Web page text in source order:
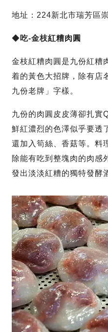
地址：224新北市瑞芳區
◆吃-金枝紅糟肉圓
金枝紅糟肉圓是九份紅糟
着的黃色大招牌，除有店
九份老牌」字樣。
九份的肉圓皮皮薄卻扎實
鮮紅濃烈的色澤似乎要透
還加入筍絲、香菇等。料
除能有吃到整塊肉的肉感
發出淡淡紅糟的獨特發酵